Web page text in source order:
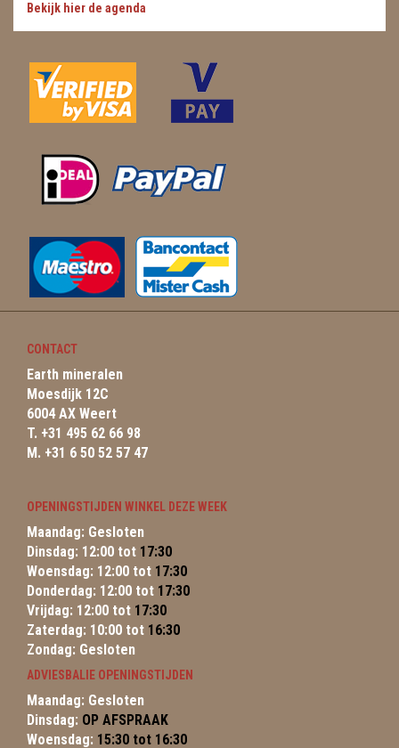
Bekijk hier de agenda
CONTACT
Earth mineralen
Moesdijk 12C
6004 AX Weert
T. +31 495 62 66 98
M. +31 6 50 52 57 47
OPENINGSTIJDEN WINKEL DEZE WEEK
Maandag: Gesloten
Dinsdag: 12:00 tot 17:30
Woensdag: 12:00 tot 17:30
Donderdag: 12:00 tot 17:30
Vrijdag: 12:00 tot 17:30
Zaterdag: 10:00 tot 16:30
Zondag: Gesloten
ADVIESBALIE OPENINGSTIJDEN
Maandag: Gesloten
Dinsdag: OP AFSPRAAK
Woensdag: 15:30 tot 16:30